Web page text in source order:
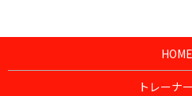
HOME
トレーナ